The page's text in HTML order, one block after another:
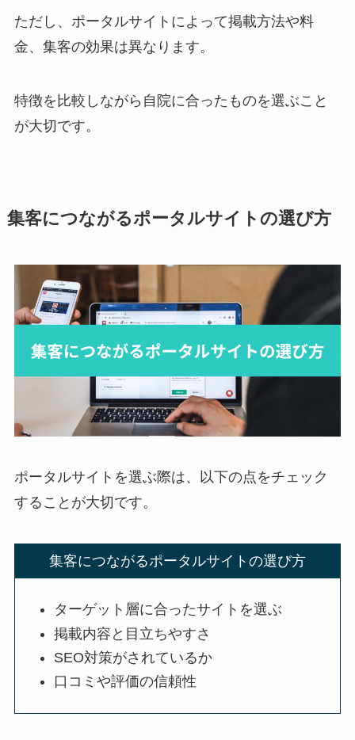
ただし、ポータルサイトによって掲載方法や料
金、集客の効果は異なります。
特徴を比較しながら自院に合ったものを選ぶこと
が大切です。
集客につながるポータルサイトの選び方
ポータルサイトを選ぶ際は、以下の点をチェック
することが大切です。
集客につながるポータルサイトの選び方
ターゲット層に合ったサイトを選ぶ
掲載内容と目立ちやすさ
SEO対策がされているか
口コミや評価の信頼性